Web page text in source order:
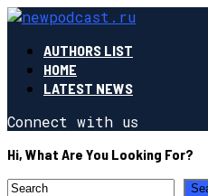
AUTHORS LIST
HOME
LATEST NEWS
Connect with us
Hi, What Are You Looking For?